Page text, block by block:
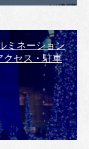
ミネーション
クセス・駐車